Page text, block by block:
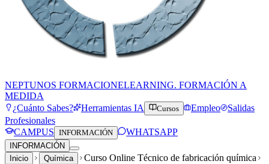
NEPTUNOS FORMACIONELEARNING. FORMACIÓN A
MEDIDA
¿Cuánto Sabes?
Herramientas IA Cursos Empleo
Salidas
Profesionales
CAMPUS INFORMACIÓN WHATSAPP
INFORMACIÓN
Inicio
Química
Curso Online Técnico de fabricación química